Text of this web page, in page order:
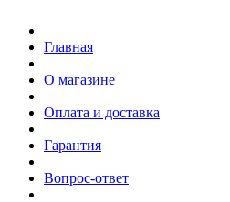
Главная
О магазине
Оплата и доставка
Гарантия
Вопрос-ответ